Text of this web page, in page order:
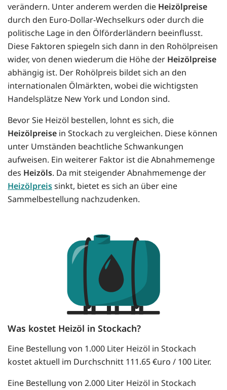
verändern. Unter anderem werden die Heizölpreise
durch den Euro-Dollar-Wechselkurs oder durch die
politische Lage in den Ölförderländern beeinflusst.
Diese Faktoren spiegeln sich dann in den Rohölpreisen
wider, von denen wiederum die Höhe der Heizölpreise
abhängig ist. Der Rohölpreis bildet sich an den
internationalen Ölmärkten, wobei die wichtigsten
Handelsplätze New York und London sind.
Bevor Sie Heizöl bestellen, lohnt es sich, die
Heizölpreise in Stockach zu vergleichen. Diese können
unter Umständen beachtliche Schwankungen
aufweisen. Ein weiterer Faktor ist die Abnahmemenge
des Heizöls. Da mit steigender Abnahmemenge der
Heizölpreissinkt, bietet es sich an über eine
Sammelbestellung nachzudenken.
Was kostet Heizöl in Stockach?
Eine Bestellung von 1.000 Liter Heizöl in Stockach
kostet aktuell im Durchschnitt 111.65 €uro / 100 Liter.
Eine Bestellung von 2.000 Liter Heizöl in Stockach